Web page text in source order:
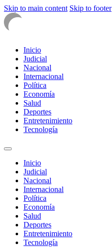
Skip to main content Skip to footer
Inicio
Judicial
Nacional
Internacional
Política
Economía
Salud
Deportes
Entretenimiento
Tecnología
Inicio
Judicial
Nacional
Internacional
Política
Economía
Salud
Deportes
Entretenimiento
Tecnología